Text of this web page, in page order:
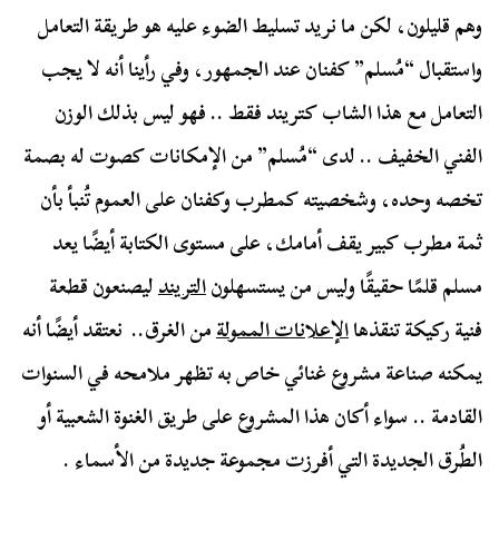
وهم قليلون، لكن ما نريد تسليط الضوء عليه هو طريقة التعامل
واستقبال “مُسلم” كفنان عند الجمهور، وفي رأينا أنه لا يجب
التعامل مع هذا الشاب كتريند فقط .. فهو ليس بذلك الوزن
الفني الخفيف .. لدى “مُسلم” من الإمكانات كصوت له بصمة
تخصه وحده، وشخصيته كمطرب وكفنان على العموم تُنبأ بأن
ثمة مطرب كبير يقف أمامك، على مستوى الكتابة أيضًا يعد
مسلم قلمًا حقيقًا وليس من يستسهلونالتريندليصنعون قطعة
فنية ركيكة تنقذهاالإعلانات الممولةمن الغرق.. نعتقد أيضًا أنه
يمكنه صناعة مشروع غنائي خاص به تظهر ملامحه في السنوات
القادمة .. سواء أكان هذا المشروع على طريق الغنوة الشعبية أو
الطُرق الجديدة التي أفرزت مجموعة جديدة من الأسماء .